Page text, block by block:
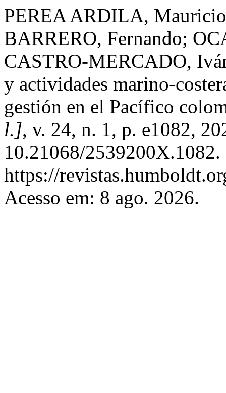
PEREA ARDILA,
BARRERO, Fernando;
CASTRO-MERCADO,
y actividades marino-
gestión en el Pacífico
l.], v. 24, n. 1, p. e1082,
10.21068/
https://
Acesso em: 8 ago. 2026.